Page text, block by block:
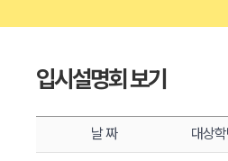
입시설명회 보기
날 짜 대상